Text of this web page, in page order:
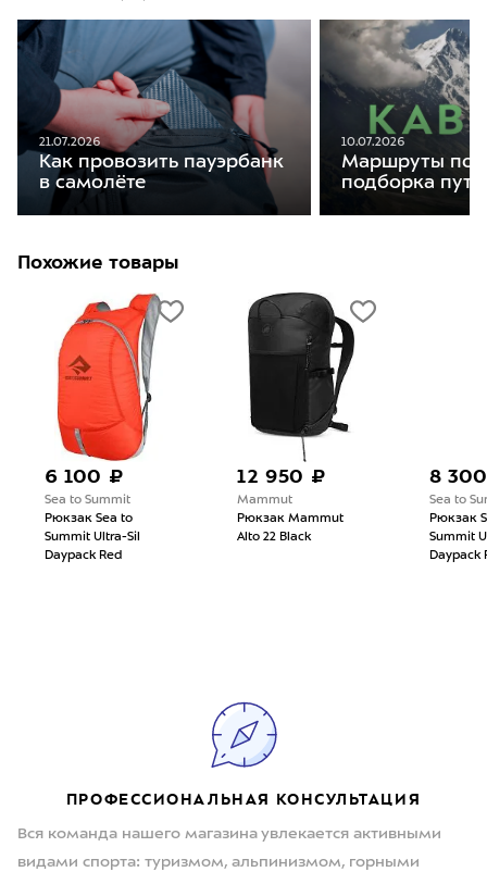
21.07.2026
Как провозить пауэрбанк
в самолёте
10.07.2026
Маршруты по
подборка
Похожие товары
6 100 ₽
Sea to Summit
Рюкзак Sea to
Summit Ultra-Sil
Daypack Red
12 950 ₽
Mammut
Рюкзак Mammut
Alto 22 Black
8
Sea to
Рюкзак
Summit
Daypack
ПРОФЕССИОНАЛЬНАЯ КОНСУЛЬТАЦИЯ
Вся команда нашего магазина увлекается активными
видами спорта: туризмом, альпинизмом, горными